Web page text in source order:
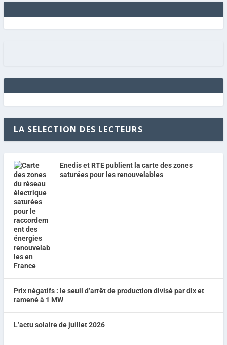
LA SELECTION DES LECTEURS
Enedis et RTE publient la carte des zones
saturées pour les renouvelables
Prix négatifs : le seuil d’arrêt de production divisé par dix et
ramené à 1 MW
L’actu solaire de juillet 2026